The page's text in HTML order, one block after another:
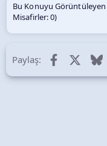
Bu Konuyu Görüntüleyen
Misafirler: 0)
Paylaş: Facebook
X